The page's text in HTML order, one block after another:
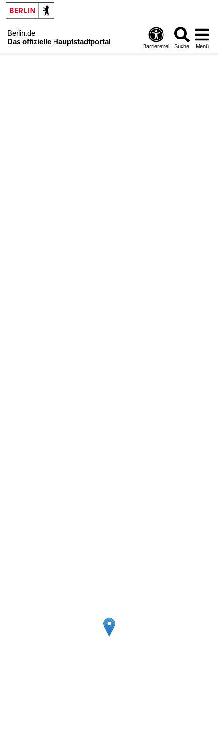
Berlin.de
Das offizielle Hauptstadtportal
Barrierefrei Suche Menü